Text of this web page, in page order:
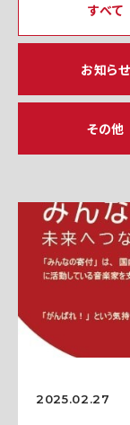
すべて
お知らせ
その他
2025.02.27